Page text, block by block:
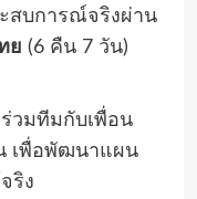
สบการณ์จริงผ่าน
ย (6 คืน 7 วัน)
ร่วมทีมกับเพื่อน
เพื่อพัฒนาแผน
ริง